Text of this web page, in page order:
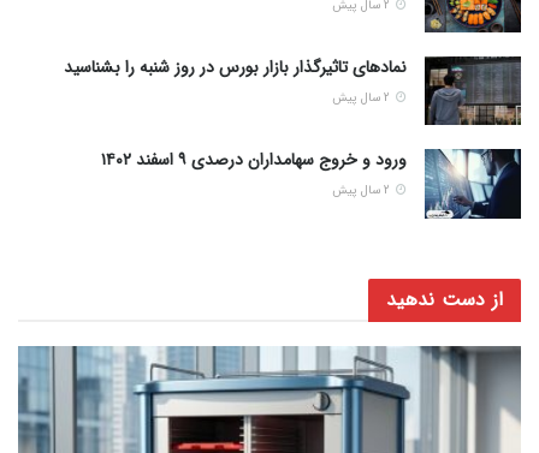
نمادهای تاثیرگذار بازار بورس در روز شنبه را بشناسید
ورود و خروج سهامداران درصدی ۹ اسفند ۱۴۰۲
از دست ندهید